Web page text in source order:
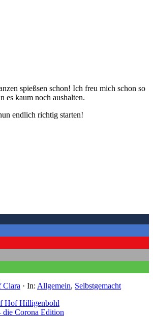
spießsen schon! Ich freu mich schon so
es kaum noch aushalten.
endlich richtig starten!
Clara · In: Allgemein, Selbstgemacht
Hof Hilligenbohl
Corona Edition